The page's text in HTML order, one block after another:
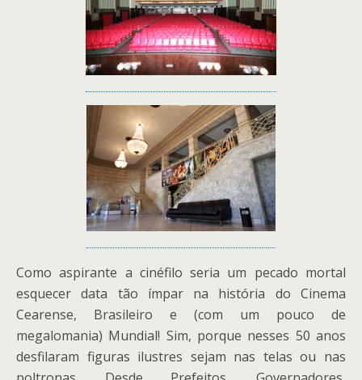
Como aspirante a cinéfilo seria um pecado mortal
esquecer data tão ímpar na história do Cinema
Cearense, Brasileiro e (com um pouco de
megalomania) Mundial! Sim, porque nesses 50 anos
desfilaram figuras ilustres sejam nas telas ou nas